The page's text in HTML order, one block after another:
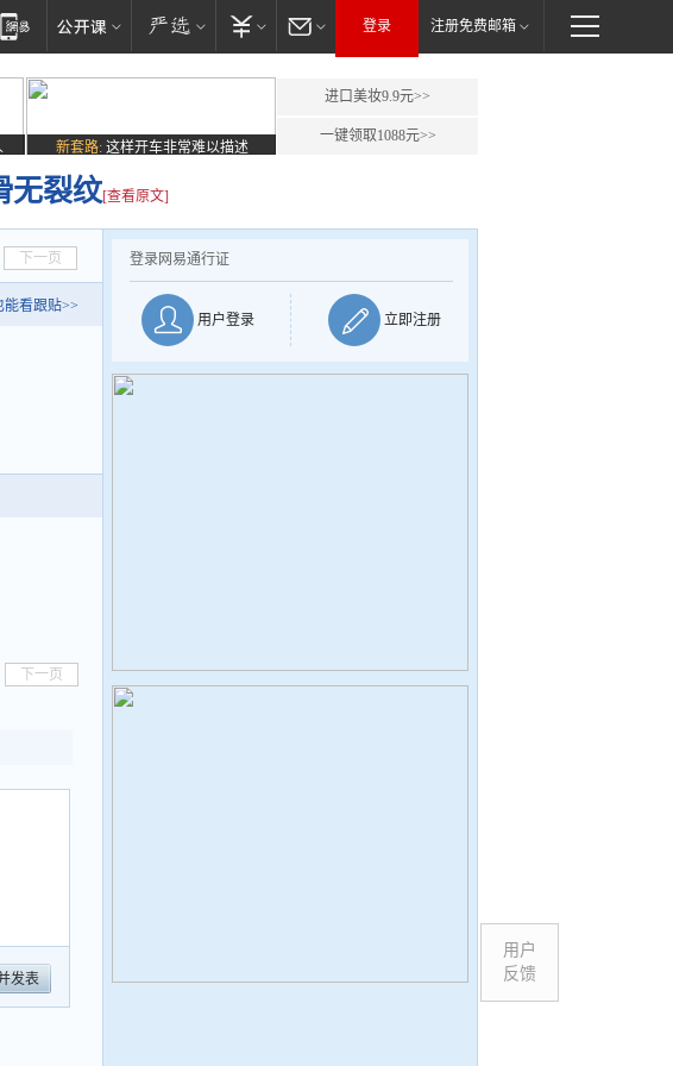
登录 注册免费邮箱
新套路: 这样开车非常难以描述
进口美妆9.9元>>
一键领取1088元>>
无裂纹[查看原文]
下一页
能看跟贴>>
下一页
发表
登录网易通行证
用户登录 立即注册
用户
反馈